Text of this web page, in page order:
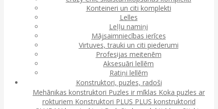
Konteineri un citi komplekti
Lelles
Leļļu namiņi
Mājsaimniecības ierīces
Virtuves, trauki un citi piederumi
Profesijas meitenēm
Aksesuāri lellēm
Ratiņi lellēm
Konstruktori, puzles, radoši
Mehānikas konstruktori Puzles ir mīklas Koka puzles ar
rokturiem Konstruktori PLUS PLUS konstruktorid